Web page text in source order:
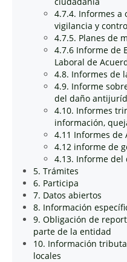
4.7.4. Informes a
vigilancia y
4.7.5. Planes de
4.7.6 Informe de
Laboral de
4.8. Informes de
4.9. Informe
del daño
4.10. Informes
información,
4.11 Informes de
4.12 informe de
4.13. Informe
5. Trámites
6. Participa
7. Datos abiertos
8. Información
9. Obligación de
parte de la entidad
10. Información
locales